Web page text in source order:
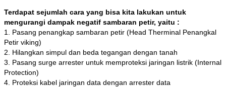
Terdapat sejumlah cara yang bisa kita lakukan untuk
mengurangi dampak negatif sambaran petir, yaitu :
1. Pasang penangkap sambaran petir (Head Therminal Penangkal
Petir viking)
2. Hilangkan simpul dan beda tegangan dengan tanah
3. Pasang surge arrester untuk memproteksi jaringan listrik (Internal
Protection)
4. Proteksi kabel jaringan data dengan arrester data